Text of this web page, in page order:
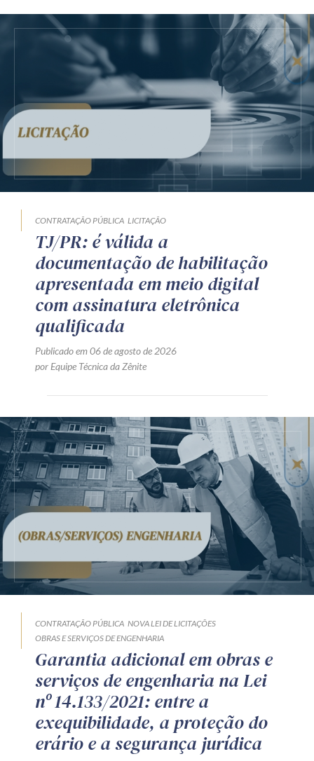
CONTRATAÇÃO PÚBLICA LICITAÇÃO
TJ/PR: é válida a
documentação de habilitação
apresentada em meio digital
com assinatura eletrônica
qualificada
Publicado em 06 de agosto de 2026
por Equipe Técnica da Zênite
CONTRATAÇÃO PÚBLICA NOVA LEI DE LICITAÇÕES
OBRAS E SERVIÇOS DE ENGENHARIA
Garantia adicional em obras e
serviços de engenharia na Lei
nº 14.133/2021: entre a
exequibilidade, a proteção do
erário e a segurança jurídica